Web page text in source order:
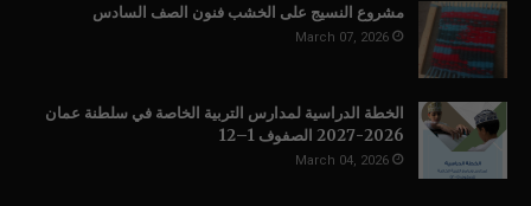
مشروع النسيج على الخشب فنون الصف السادس
March 07, 2026
الخطة الدراسية لمدارس التربية الخاصة في سلطنة عمان
2026-2027 الصفوف 1–12
March 04, 2026